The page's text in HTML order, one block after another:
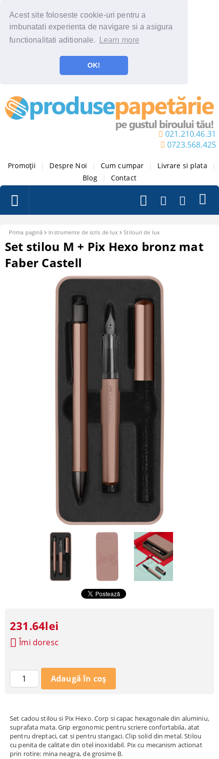
Acest site foloseste cookie-uri pentru a
imbunatati experienta de navigare si a asigura
functionalitati aditionale.
Learn more
OK!
021.210.46.31
0723.568.425
Promoții Despre Noi Cum cumpar Livrare si plata
Blog
Contact
Prima pagină Instrumente de scris de lux Stilouri de lux
Set stilou M + Pix Hexo bronz mat
Faber Castell
Set cadou stilou si Pix Hexo. Corp si capac hexagonale din aluminiu,
suprafata mata. Grip ergonomic pentru scriere confortabila, atat
pentru dreptaci, cat si pentru stangaci. Clip solid din metal. Stilou
cu penita de calitate din otel inoxidabil. Pix cu mecanism actionat
prin rotire: mina neagra, de grosime B.
231.64lei
Îmi doresc